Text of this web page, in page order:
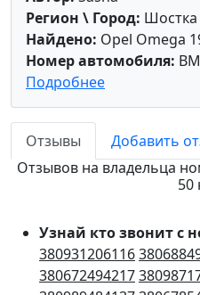
Регион \ Город: Шостка
Найдено: Opel Omega
Номер автомобиля:
Подробнее
Отзывы
Добавить
Отзывов на владельца
50
Узнай кто звонит с
380931206116
380672494217